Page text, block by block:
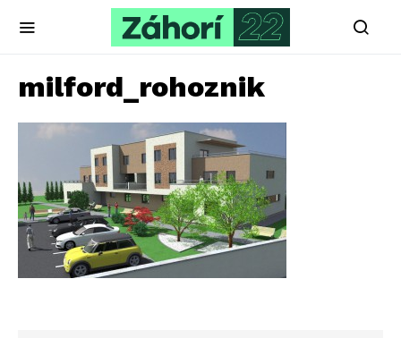
milford_rohoznik